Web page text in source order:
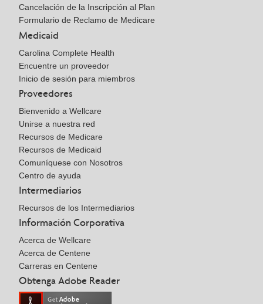
Cancelación de la Inscripción al Plan
Formulario de Reclamo de Medicare
Medicaid
Carolina Complete Health
Encuentre un proveedor
Inicio de sesión para miembros
Proveedores
Bienvenido a Wellcare
Unirse a nuestra red
Recursos de Medicare
Recursos de Medicaid
Comuníquese con Nosotros
Centro de ayuda
Intermediarios
Recursos de los Intermediarios
Información Corporativa
Acerca de Wellcare
Acerca de Centene
Carreras en Centene
Obtenga Adobe Reader